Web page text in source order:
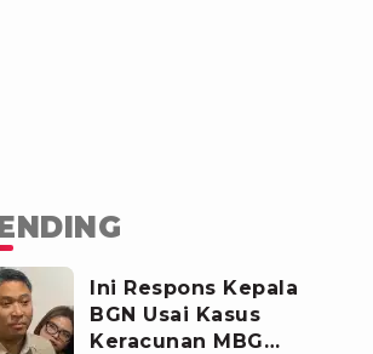
Ini Respons Kepala
BGN Usai Kasus
Keracunan MBG